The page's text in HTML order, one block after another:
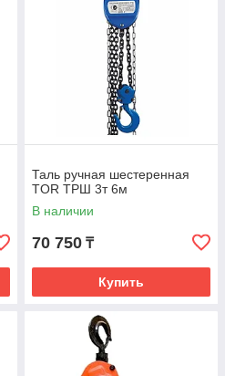
Таль ручная шестеренная
TOR ТРШ 3т 6м
В наличии
70 750 ₸
Купить